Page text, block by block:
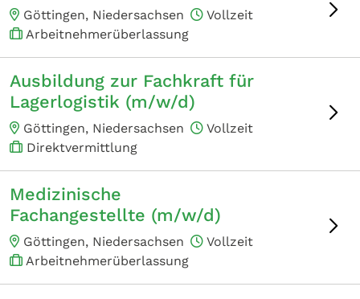
Göttingen, Niedersachsen
Vollzeit
Arbeitnehmerüberlassung
Ausbildung zur Fachkraft für
Lagerlogistik (m/w/d)
Göttingen, Niedersachsen
Vollzeit
Direktvermittlung
Medizinische
Fachangestellte (m/w/d)
Göttingen, Niedersachsen
Vollzeit
Arbeitnehmerüberlassung